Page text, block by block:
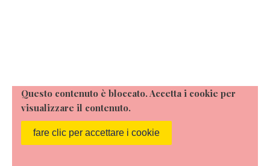
Questo contenuto è bloccato. Accetta i cookie per
visualizzare il contenuto.
fare clic per accettare i cookie